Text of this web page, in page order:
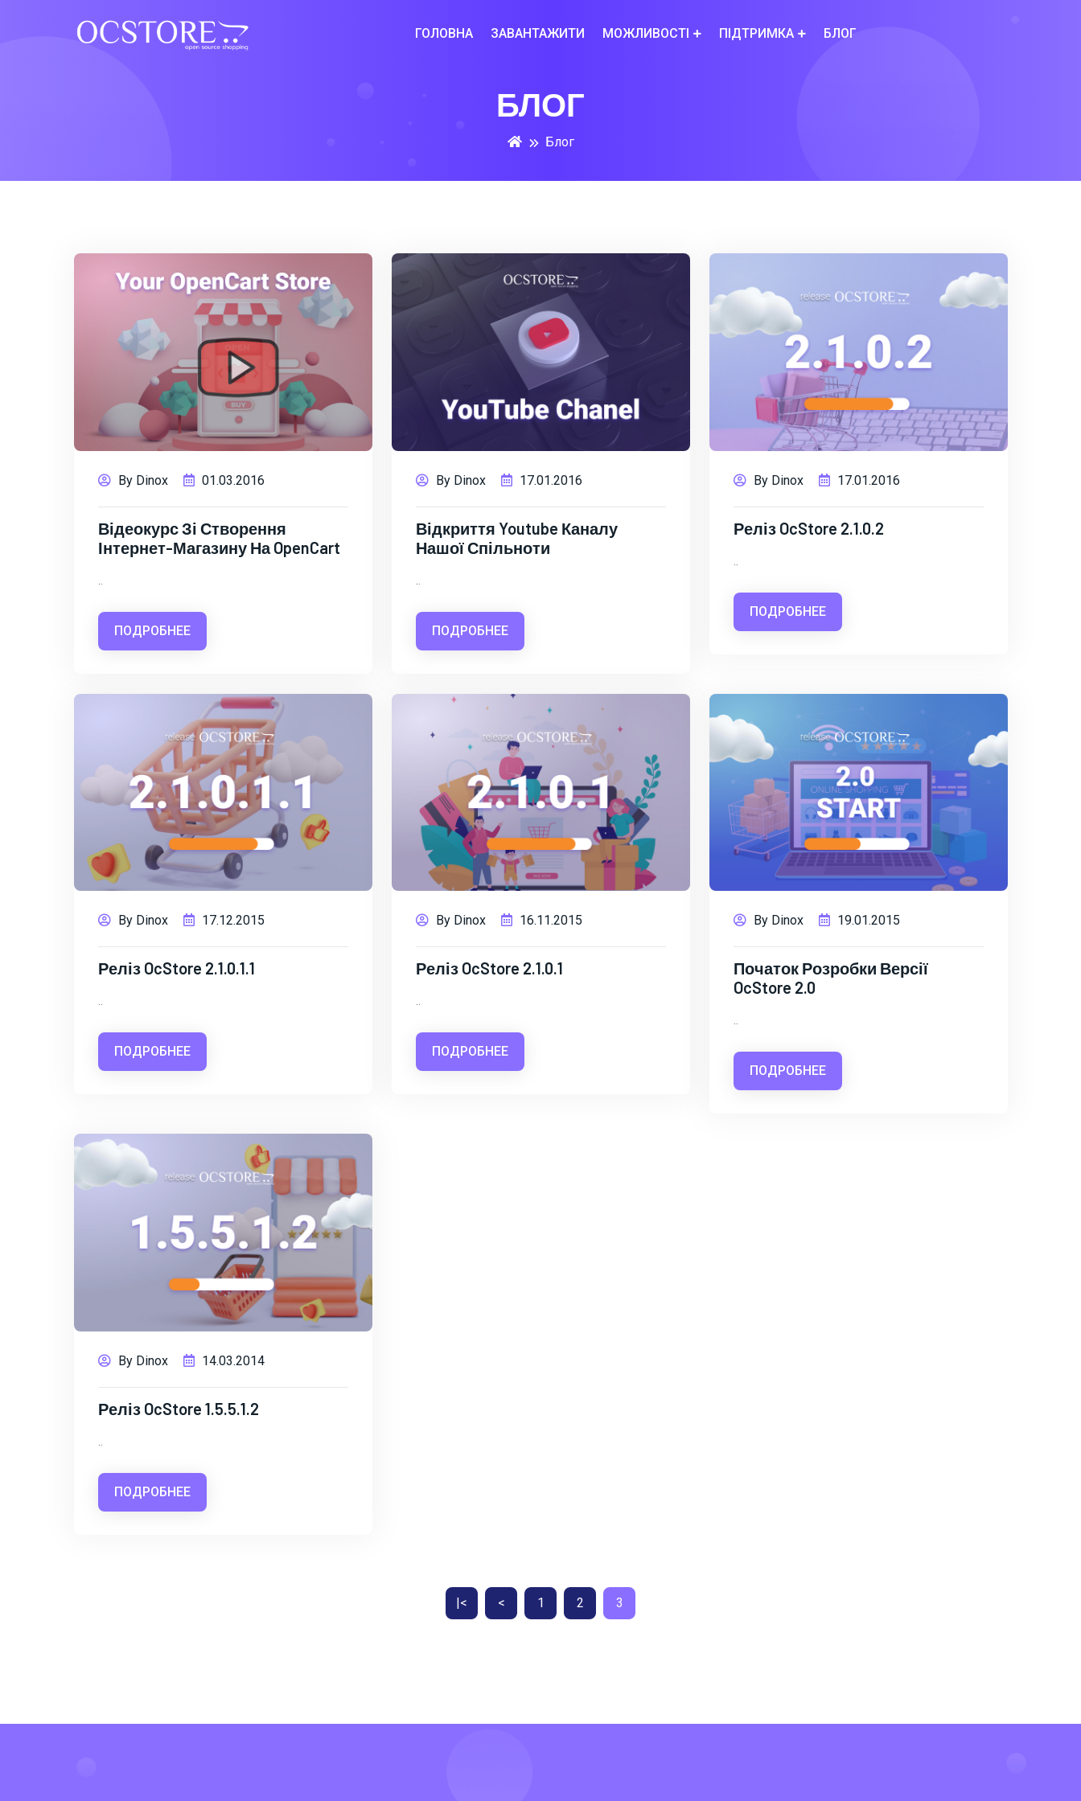
ГОЛОВНА ЗАВАНТАЖИТИ МОЖЛИВОСТІ ПІДТРИМКА БЛОГ
БЛОГ
Блог
By Dinox 01.03.2016
Відеокурс Зі Створення
Інтернет-Магазину На OpenCart
ПОДРОБНЕЕ
By Dinox 17.01.2016
Відкриття Youtube Каналу
Нашої Спільноти
ПОДРОБНЕЕ
By Dinox 17.01.2016
Реліз OcStore 2.1.0.2
ПОДРОБНЕЕ
By Dinox 17.12.2015
Реліз OcStore 2.1.0.1.1
..
ПОДРОБНЕЕ
By Dinox 16.11.2015
Реліз OcStore 2.1.0.1
..
ПОДРОБНЕЕ
By Dinox 19.01.2015
Початок Розробки Версії
OcStore 2.0
..
ПОДРОБНЕЕ
By Dinox 14.03.2014
Реліз OcStore 1.5.5.1.2
..
ПОДРОБНЕЕ
|< < 1 2 3